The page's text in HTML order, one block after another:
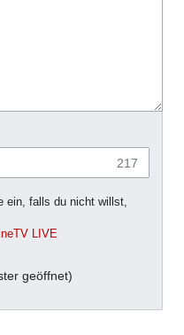
217
ein, falls du nicht willst,
LIVE
geöffnet)